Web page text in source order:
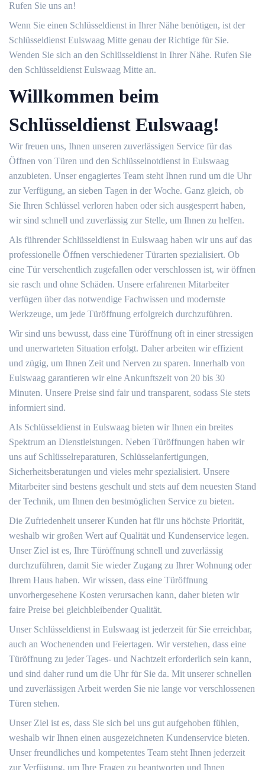
Rufen Sie uns an!
Wenn Sie einen Schlüsseldienst in Ihrer Nähe benötigen, ist der
Schlüsseldienst Eulswaag Mitte genau der Richtige für Sie.
Wenden Sie sich an den Schlüsseldienst in Ihrer Nähe. Rufen Sie
den Schlüsseldienst Eulswaag Mitte an.
Willkommen beim
Schlüsseldienst Eulswaag!
Wir freuen uns, Ihnen unseren zuverlässigen Service für das
Öffnen von Türen und den Schlüsselnotdienst in Eulswaag
anzubieten. Unser engagiertes Team steht Ihnen rund um die Uhr
zur Verfügung, an sieben Tagen in der Woche. Ganz gleich, ob
Sie Ihren Schlüssel verloren haben oder sich ausgesperrt haben,
wir sind schnell und zuverlässig zur Stelle, um Ihnen zu helfen.
Als führender Schlüsseldienst in Eulswaag haben wir uns auf das
professionelle Öffnen verschiedener Türarten spezialisiert. Ob
eine Tür versehentlich zugefallen oder verschlossen ist, wir öffnen
sie rasch und ohne Schäden. Unsere erfahrenen Mitarbeiter
verfügen über das notwendige Fachwissen und modernste
Werkzeuge, um jede Türöffnung erfolgreich durchzuführen.
Wir sind uns bewusst, dass eine Türöffnung oft in einer stressigen
und unerwarteten Situation erfolgt. Daher arbeiten wir effizient
und zügig, um Ihnen Zeit und Nerven zu sparen. Innerhalb von
Eulswaag garantieren wir eine Ankunftszeit von 20 bis 30
Minuten. Unsere Preise sind fair und transparent, sodass Sie stets
informiert sind.
Als Schlüsseldienst in Eulswaag bieten wir Ihnen ein breites
Spektrum an Dienstleistungen. Neben Türöffnungen haben wir
uns auf Schlüsselreparaturen, Schlüsselanfertigungen,
Sicherheitsberatungen und vieles mehr spezialisiert. Unsere
Mitarbeiter sind bestens geschult und stets auf dem neuesten Stand
der Technik, um Ihnen den bestmöglichen Service zu bieten.
Die Zufriedenheit unserer Kunden hat für uns höchste Priorität,
weshalb wir großen Wert auf Qualität und Kundenservice legen.
Unser Ziel ist es, Ihre Türöffnung schnell und zuverlässig
durchzuführen, damit Sie wieder Zugang zu Ihrer Wohnung oder
Ihrem Haus haben. Wir wissen, dass eine Türöffnung
unvorhergesehene Kosten verursachen kann, daher bieten wir
faire Preise bei gleichbleibender Qualität.
Unser Schlüsseldienst in Eulswaag ist jederzeit für Sie erreichbar,
auch an Wochenenden und Feiertagen. Wir verstehen, dass eine
Türöffnung zu jeder Tages- und Nachtzeit erforderlich sein kann,
und sind daher rund um die Uhr für Sie da. Mit unserer schnellen
und zuverlässigen Arbeit werden Sie nie lange vor verschlossenen
Türen stehen.
Unser Ziel ist es, dass Sie sich bei uns gut aufgehoben fühlen,
weshalb wir Ihnen einen ausgezeichneten Kundenservice bieten.
Unser freundliches und kompetentes Team steht Ihnen jederzeit
zur Verfügung, um Ihre Fragen zu beantworten und Ihnen